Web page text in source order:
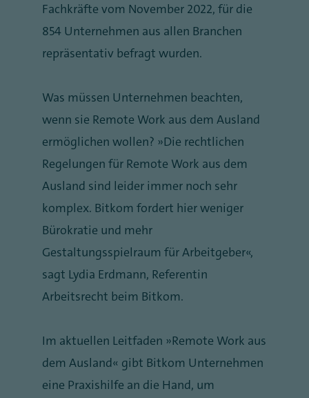
Fachkräfte vom November 2022, für die
854 Unternehmen aus allen Branchen
repräsentativ befragt wurden.
Was müssen Unternehmen beachten,
wenn sie Remote Work aus dem Ausland
ermöglichen wollen? „Die rechtlichen
Regelungen für Remote Work aus dem
Ausland sind leider immer noch sehr
komplex. Bitkom fordert hier weniger
Bürokratie und mehr
Gestaltungsspielraum für Arbeitgeber“,
sagt Lydia Erdmann, Referentin
Arbeitsrecht beim Bitkom.
Im aktuellen Leitfaden „Remote Work aus
dem Ausland“ gibt Bitkom Unternehmen
eine Praxishilfe an die Hand, um